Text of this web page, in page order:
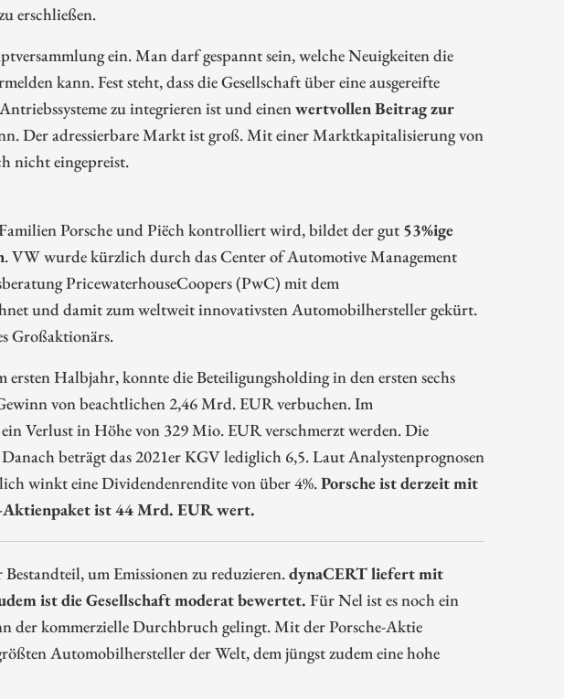
erschließen.
ein. Man darf gespannt sein, welche Neuigkeiten die
kann. Fest steht, dass die Gesellschaft über eine ausgereifte
zu integrieren ist und einenwertvollen Beitrag zur
Der adressierbare Markt ist groß. Mit einer Marktkapitalisierung von
nicht eingepreist.
Porsche und Piëch kontrolliert wird, bildet der gut 53%ige
. VW wurde kürzlich durch das Center of Automotive Management
PricewaterhouseCoopers (PwC) mit dem
und damit zum weltweit innovativsten Automobilhersteller gekürt.
Großaktionärs.
Halbjahr, konnte die Beteiligungsholding in den ersten sechs
von beachtlichen 2,46 Mrd. EUR verbuchen. Im
Verlust in Höhe von 329 Mio. EUR verschmerzt werden. Die
beträgt das 2021er KGV lediglich 6,5. Laut Analystenprognosen
winkt eine Dividendenrendite von über 4%.Porsche ist derzeit mit
ist 44 Mrd. EUR wert.
um Emissionen zu reduzieren.dynaCERT liefert mit
ist die Gesellschaft moderat bewertet. Für Nel ist es noch ein
der kommerzielle Durchbruch gelingt. Mit der Porsche-Aktie
Automobilhersteller der Welt, dem jüngst zudem eine hohe